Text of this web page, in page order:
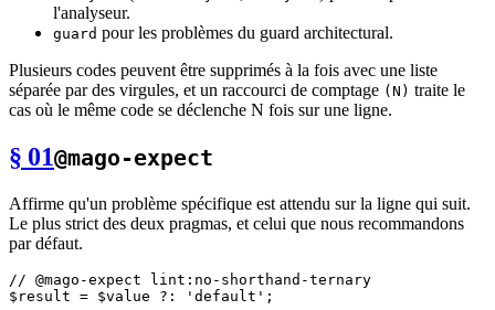
l'analyseur.
guard pour les problèmes du guard architectural.
Plusieurs codes peuvent être supprimés à la fois avec une liste
séparée par des virgules, et un raccourci de comptage (N) traite le
cas où le même code se déclenche N fois sur une ligne.
§ 01@mago-expect
Affirme qu'un problème spécifique est attendu sur la ligne qui suit.
Le plus strict des deux pragmas, et celui que nous recommandons
par défaut.
// @mago-expect lint:no-shorthand-ternary
$result = $value ?: 'default'